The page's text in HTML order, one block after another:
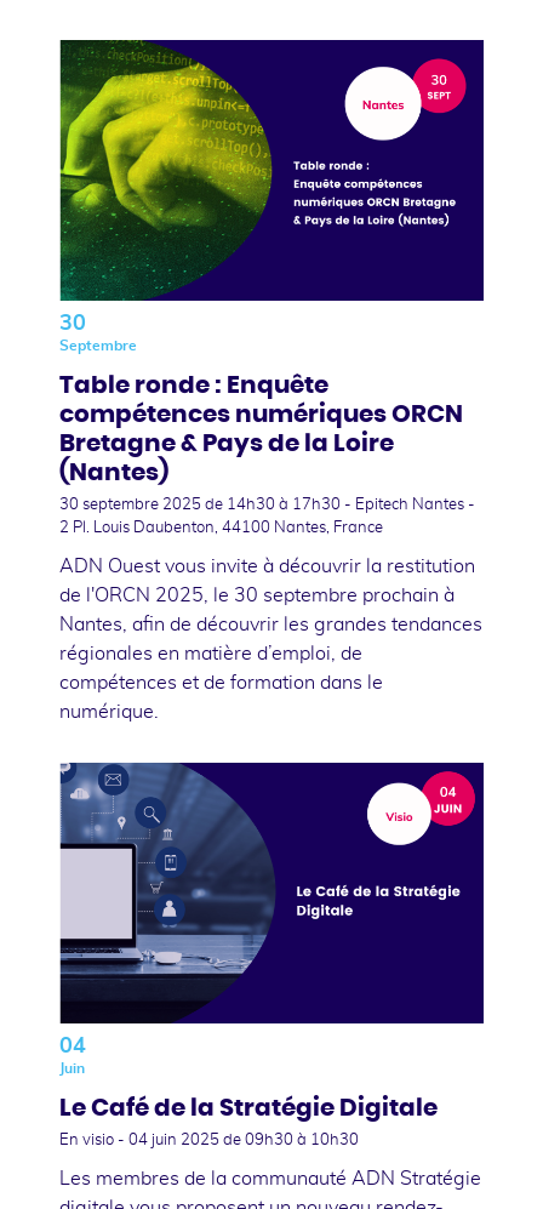
30
Septembre
Table ronde : Enquête
compétences numériques ORCN
Bretagne & Pays de la Loire
(Nantes)
30 septembre 2025 de 14h30 à 17h30 - Epitech Nantes -
2 Pl. Louis Daubenton, 44100 Nantes, France
ADN Ouest vous invite à découvrir la restitution
de l'ORCN 2025, le 30 septembre prochain à
Nantes, afin de découvrir les grandes tendances
régionales en matière d’emploi, de
compétences et de formation dans le
numérique.
04
Juin
Le Café de la Stratégie Digitale
En visio - 04 juin 2025 de 09h30 à 10h30
Les membres de la communauté ADN Stratégie